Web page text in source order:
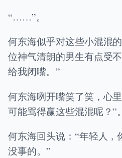
“……”。
何东海似乎对这些小混混
位神气清朗的男生有点受
给我闭嘴。”
何东海咧开嘴笑了笑，心
可能骂得赢这些混混呢？”。
何东海回头说：“年轻人，
没事的。”